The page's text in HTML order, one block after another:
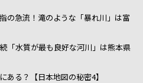
の急流！滝のような「暴れ川」は富
「水質が最も良好な河川」は熊本県
ある？【日本地図の秘密4】